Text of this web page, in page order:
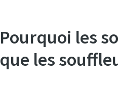
Pourquoi les
que les